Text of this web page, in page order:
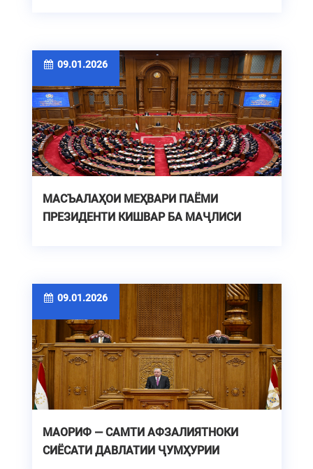
09.01.2026
МАСЪАЛАҲОИ МЕҲВАРИ ПАЁМИ
ПРЕЗИДЕНТИ КИШВАР БА МАҶЛИСИ
09.01.2026
МАОРИФ — САМТИ АФЗАЛИЯТНОКИ
СИЁСАТИ ДАВЛАТИИ ҶУМҲУРИИ